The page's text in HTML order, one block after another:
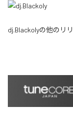
dj.Blackolyの他のリ